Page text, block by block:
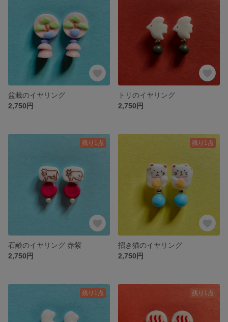
盆栽のイヤリング
2,750円
トリのイヤリング
2,750円
残り1点
石鹸のイヤリング 赤紫
2,750円
残り1点
招き猫のイヤリング
2,750円
残り1点 残り1点